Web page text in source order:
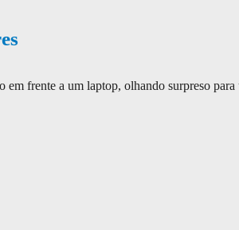
do texto base da reforma da previdência